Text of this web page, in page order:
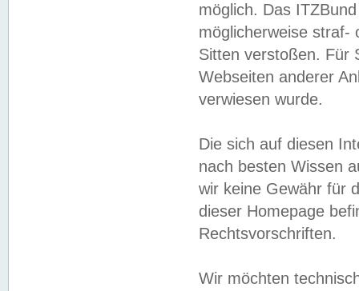
möglich. Das
möglicherweise straf-
Sitten verstoßen. Für
Webseiten anderer
verwiesen wurde.
Die sich auf diesen
nach besten Wissen
wir keine Gewähr für
dieser Homepage
Rechtsvorschriften.
Wir möchten